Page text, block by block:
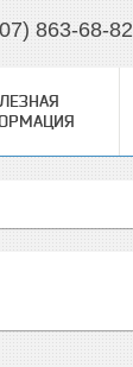
863-68-82